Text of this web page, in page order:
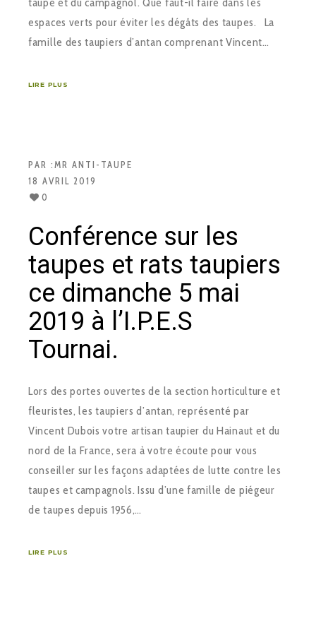
espaces verts pour éviter les dégâts des taupes. La
famille des taupiers d’antan comprenant Vincent…
LIRE PLUS
PAR :MR ANTI-TAUPE
18 AVRIL 2019
0
Conférence sur les
taupes et rats taupiers
ce dimanche 5 mai
2019 à l’I.P.E.S
Tournai.
Lors des portes ouvertes de la section horticulture et
fleuristes, les taupiers d’antan, représenté par
Vincent Dubois votre artisan taupier du Hainaut et du
nord de la France, sera à votre écoute pour vous
conseiller sur les façons adaptées de lutte contre les
taupes et campagnols. Issu d’une famille de piégeur
de taupes depuis 1956,…
LIRE PLUS